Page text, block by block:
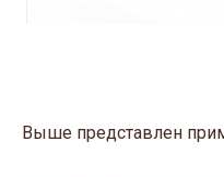
Выше представлен